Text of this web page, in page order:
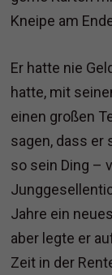
Kneipe am
Er hatte nie
hatte, mit
einen großen
sagen, dass er
so sein Ding –
Jahre ein
aber legte er
Zeit in der